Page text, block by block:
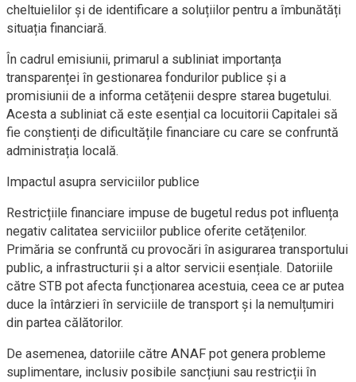
cheltuielilor și de identificare a soluțiilor pentru a îmbunătăți
situația financiară.
În cadrul emisiunii, primarul a subliniat importanța
transparenței în gestionarea fondurilor publice și a
promisiunii de a informa cetățenii despre starea bugetului.
Acesta a subliniat că este esențial ca locuitorii Capitalei să
fie conștienți de dificultățile financiare cu care se confruntă
administrația locală.
Impactul asupra serviciilor publice
Restricțiile financiare impuse de bugetul redus pot influența
negativ calitatea serviciilor publice oferite cetățenilor.
Primăria se confruntă cu provocări în asigurarea transportului
public, a infrastructurii și a altor servicii esențiale. Datoriile
către STB pot afecta funcționarea acestuia, ceea ce ar putea
duce la întârzieri în serviciile de transport și la nemulțumiri
din partea călătorilor.
De asemenea, datoriile către ANAF pot genera probleme
suplimentare, inclusiv posibile sancțiuni sau restricții în